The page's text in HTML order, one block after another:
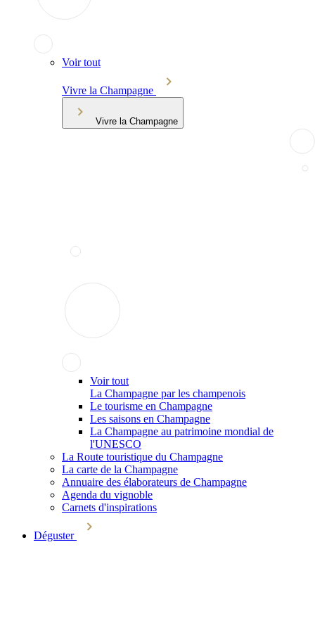
Voir tout
Vivre la Champagne
Vivre la Champagne
Voir tout
La Champagne par les champenois
Le tourisme en Champagne
Les saisons en Champagne
La Champagne au patrimoine mondial de
l'UNESCO
La Route touristique du Champagne
La carte de la Champagne
Annuaire des élaborateurs de Champagne
Agenda du vignoble
Carnets d'inspirations
Déguster